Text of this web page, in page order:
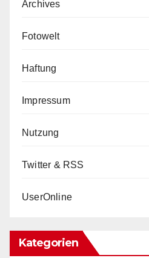
Archives
Fotowelt
Haftung
Impressum
Nutzung
Twitter & RSS
UserOnline
Kategorien